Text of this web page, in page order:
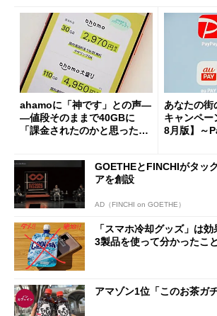
ahamoに「神です」との声―
―値段そのままで40GBに
「課金されたのかと思った」
あなたの街
キャンペー
8月版】～
GOETHEとFINCHIがタッ
アを創設
AD（FINCHI on GOETHE）
「スマホ冷却グッズ」は
3製品を使って分かったこと
アマゾン1位「このお茶ガ